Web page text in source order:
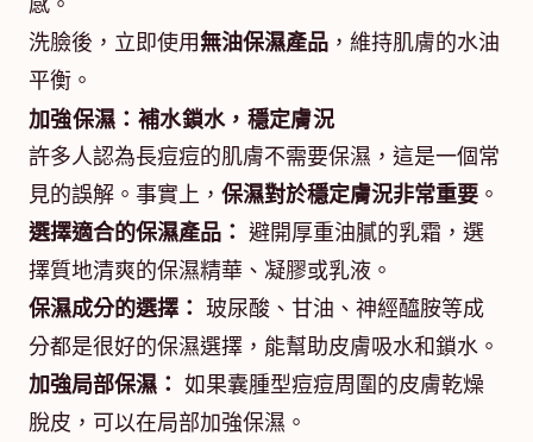
洗臉後，立即使用無油保濕產品 ，維持肌膚的水油
平衡。
加強保濕：補水鎖水，穩定膚況
許多人認為長痘痘的肌膚不需要保濕，這是一個常
見的誤解。事實上， 保濕對於穩定膚況非常重要 。
選擇適合的保濕產品： 避開厚重油膩的乳霜，選
擇質地清爽的保濕精華、凝膠或乳液。
保濕成分的選擇： 玻尿酸、甘油、神經醯胺等成
分都是很好的保濕選擇，能幫助皮膚吸水和鎖水。
加強局部保濕： 如果囊腫型痘痘周圍的皮膚乾燥
脫皮，可以在局部加強保濕。